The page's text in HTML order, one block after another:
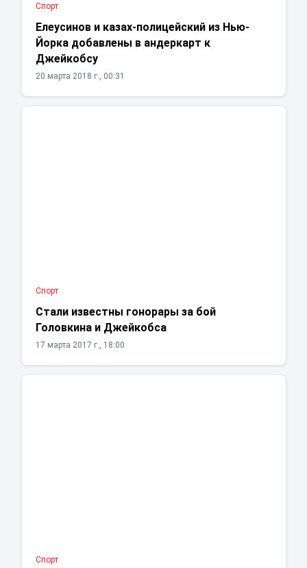
Спорт
Елеусинов и казах-полицейский из Нью-
Йорка добавлены в андеркарт к
Джейкобсу
20 марта 2018 г., 00:31
Спорт
Стали известны гонорары за бой
Головкина и Джейкобса
17 марта 2017 г., 18:00
Спорт